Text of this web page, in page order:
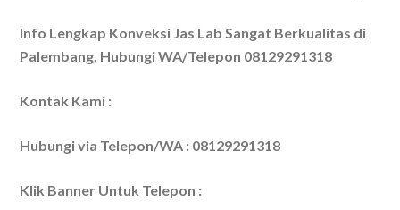
Info Lengkap Konveksi Jas Lab Sangat Berkualitas di
Palembang, Hubungi WA/Telepon 08129291318
Kontak Kami :
Hubungi via Telepon/WA : 08129291318
Klik Banner Untuk Telepon :